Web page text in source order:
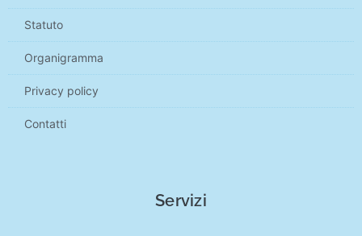
Statuto
Organigramma
Privacy policy
Contatti
Servizi